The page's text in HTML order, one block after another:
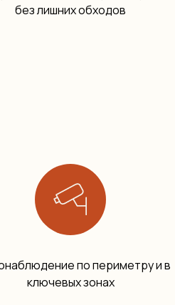
без лишних обходов
по периметру и в
ключевых зонах